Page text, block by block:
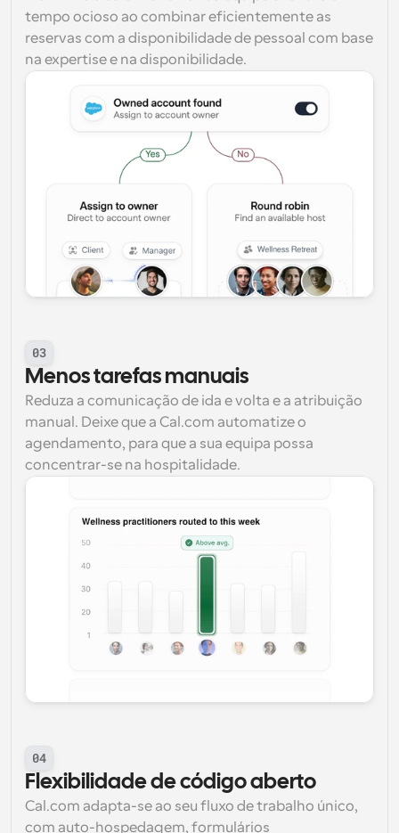
tempo ocioso ao combinar eficientemente as
reservas com a disponibilidade de pessoal com base
na expertise e na disponibilidade.
03
Menos tarefas manuais
Reduza a comunicação de ida e volta e a atribuição
manual. Deixe que a Cal.com automatize o
agendamento, para que a sua equipa possa
concentrar-se na hospitalidade.
04
Flexibilidade de código aberto
Cal.com adapta-se ao seu fluxo de trabalho único,
com auto-hospedagem, formulários